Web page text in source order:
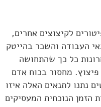
לקיצוצים אחרים,
העבודה והשכר בהייטק
כל כך שהתחושה
מחסור בכוח אדם
נתנו לתנאים האלה איזו
הזמן הנוכחית המעסיקים